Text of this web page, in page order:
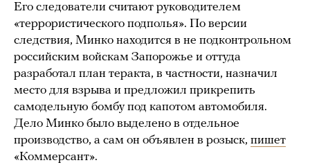
Его следователи считают руководителем
«террористического подполья». По версии
следствия, Минко находится в не подконтрольном
российским войскам Запорожье и оттуда
разработал план теракта, в частности, назначил
место для взрыва и предложил прикрепить
самодельную бомбу под капотом автомобиля.
Дело Минко было выделено в отдельное
производство, а сам он объявлен в розыск, пишет
«Коммерсант».